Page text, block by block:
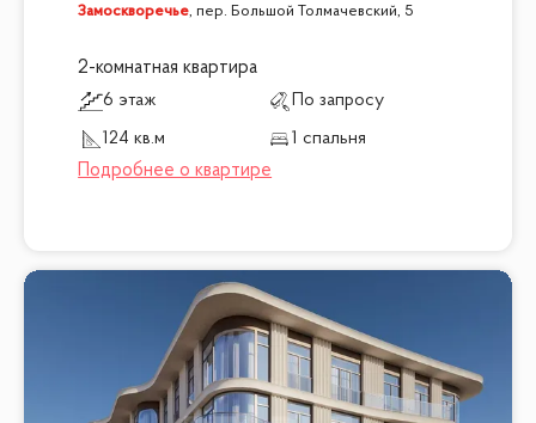
Замоскворечье,пер. Большой Толмачевский, 5
2-комнатная квартира
6 этаж
По запросу
124 кв.м
1 спальня